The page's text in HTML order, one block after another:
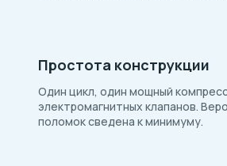
Простота конструкции
Один цикл, один мощный
электромагнитных клапанов.
поломок сведена к минимуму.